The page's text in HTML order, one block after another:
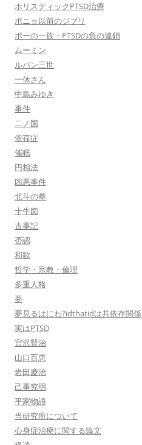
ホリスティックPTSD治療
ポニョ以前のジブリ
ポーの一族・PTSDの負の連鎖
ムーミン
ルパン三世
一休さん
中島みゆき
事件
二ノ国
依存症
催眠
円相法
凶悪事件
北斗の拳
十牛図
古事記
否認
和歌
哲学・宗教・倫理
多重人格
夢
夢見るはにわ?idthatidは共依存関係
実はPTSD
宮沢賢治
山口百恵
岩田慶治
己事究明
平家物語
当研究所について
心身症治療に関する論文